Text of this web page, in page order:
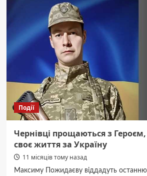
актуальність
магістерського
дослідження
Події
Чернівці прощаються з
своє життя за Україну
11 місяців тому назад
Максиму Пожидаєву віддадуть